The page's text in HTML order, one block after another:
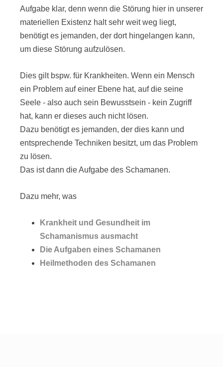
Aufgabe klar, denn wenn die Störung hier in unserer
materiellen Existenz halt sehr weit weg liegt,
benötigt es jemanden, der dort hingelangen kann,
um diese Störung aufzulösen.
Dies gilt bspw. für Krankheiten. Wenn ein Mensch
ein Problem auf einer Ebene hat, auf die seine
Seele - also auch sein Bewusstsein - kein Zugriff
hat, kann er dieses auch nicht lösen.
Dazu benötigt es jemanden, der dies kann und
entsprechende Techniken besitzt, um das Problem
zu lösen.
Das ist dann die Aufgabe des Schamanen.
Dazu mehr, was
Krankheit und Gesundheit im
Schamanismus ausmacht
Die Aufgaben eines Schamanen
Heilmethoden des Schamanen